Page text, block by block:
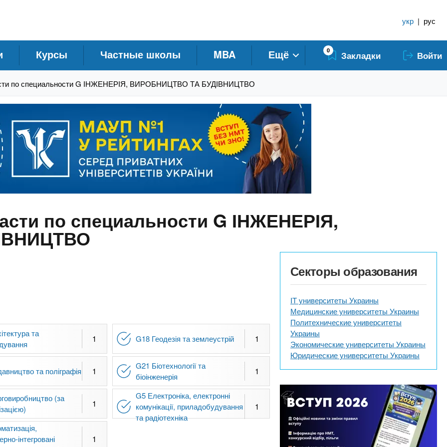
укр | рус
Курсы Частные школы MBA Ещё 0 Закладки Войти
по специальности G ІНЖЕНЕРІЯ, ВИРОБНИЦТВО ТА БУДІВНИЦТВО
по специальности G ІНЖЕНЕРІЯ,
та
1 G18 Геодезія та землеустрій 1
та поліграфія 1
G21 Біотехнології та
біоінженерія
1
(за
1
G5 Електроніка, електронні
комунікації, приладобудування
та радіотехніка
1
інтегровані
1
Секторы образования
IT университеты Украины
Медицинские университеты Украины
Политехнические университеты
Украины
Экономические университеты Украины
Юридические университеты Украины